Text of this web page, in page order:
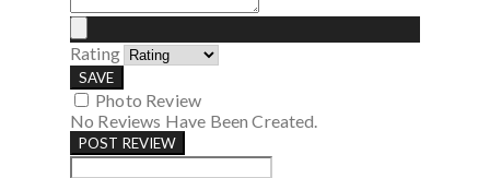
Rating
SAVE
Photo Review
No Reviews Have Been Created.
POST REVIEW